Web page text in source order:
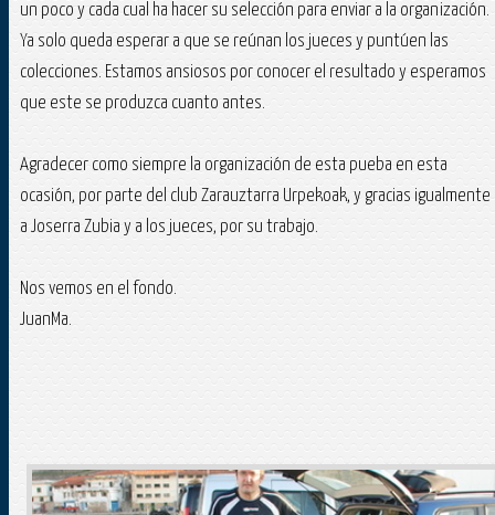
un poco y cada cual ha hacer su selección para enviar a la organización.
Ya solo queda esperar a que se reúnan los jueces y puntúen las
colecciones. Estamos ansiosos por conocer el resultado y esperamos
que este se produzca cuanto antes.
Agradecer como siempre la organización de esta pueba en esta
ocasión, por parte del club Zarauztarra Urpekoak, y gracias igualmente
a Joserra Zubia y a los jueces, por su trabajo.
Nos vemos en el fondo.
JuanMa.